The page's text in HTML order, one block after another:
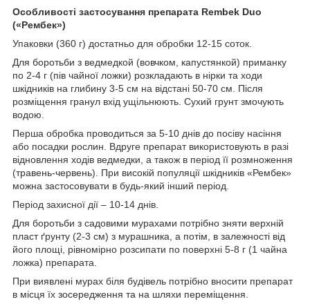
Особливості застосування препарата Rembek Duo
(«Рембек»)
Упаковки (360 г) достатньо для обробки 12-15 соток.
Для боротьби з ведмедкой (вовчком, капустянкой) приманку
по 2-4 г (пів чайної ложки) розкладають в нірки та ходи
шкідників на глибину 3-5 см на відстані 50-70 см. Після
розміщення гранул вхід ущільнюють. Сухий грунт змочують
водою.
Перша обробка проводиться за 5-10 днів до посіву насіння
або посадки рослин. Вдруге препарат використовують в разі
відновлення ходів ведмедки, а також в період її розмноження
(травень-червень). При високій популяції шкідників «Рембек»
можна застосовувати в будь-який інший період.
Період захисної дії – 10-14 днів.
Для боротьби з садовими мурахами потрібно зняти верхній
пласт ґрунту (2-3 см) з мурашника, а потім, в залежності від
його площі, рівномірно розсипати по поверхні 5-8 г (1 чайна
ложка) препарата.
При виявлені мурах біля будівель потрібно вносити препарат
в місця їх зосередження та на шляхи переміщення.